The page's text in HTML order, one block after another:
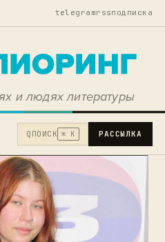
telegramrssподписка
и людях литературы
Q ПОИСК ⌘ K РАССЫЛКА